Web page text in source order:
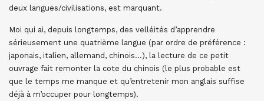
deux langues/civilisations, est marquant.
Moi qui ai, depuis longtemps, des velléités d’apprendre
sérieusement une quatrième langue (par ordre de préférence :
japonais, italien, allemand, chinois…), la lecture de ce petit
ouvrage fait remonter la cote du chinois (le plus probable est
que le temps me manque et qu’entretenir mon anglais suffise
déjà à m’occuper pour longtemps).